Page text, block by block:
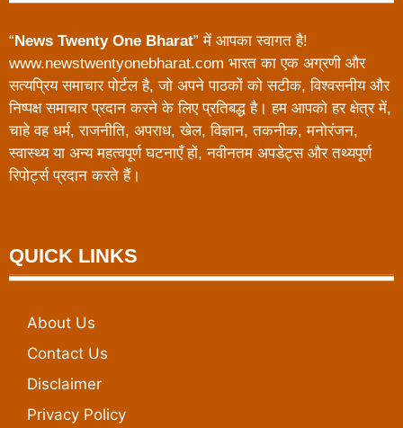
“ News Twenty One Bharat” में आपका स्वागत है!
www.newstwentyonebharat.com भारत का एक अग्रणी और
सत्यप्रिय समाचार पोर्टल है, जो अपने पाठकों को सटीक, विश्वसनीय और
निष्पक्ष समाचार प्रदान करने के लिए प्रतिबद्ध है। हम आपको हर क्षेत्र में,
चाहे वह धर्म, राजनीति, अपराध, खेल, विज्ञान, तकनीक, मनोरंजन,
स्वास्थ्य या अन्य महत्वपूर्ण घटनाएँ हों, नवीनतम अपडेट्स और तथ्यपूर्ण
रिपोर्ट्स प्रदान करते हैं।
QUICK LINKS
About Us
Contact Us
Disclaimer
Privacy Policy